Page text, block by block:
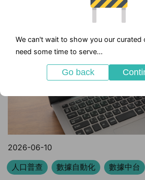
2026-06-10
人口普查
數據自動化 數據中台
We can't wait to show you our curated
need some time to serve...
Go back